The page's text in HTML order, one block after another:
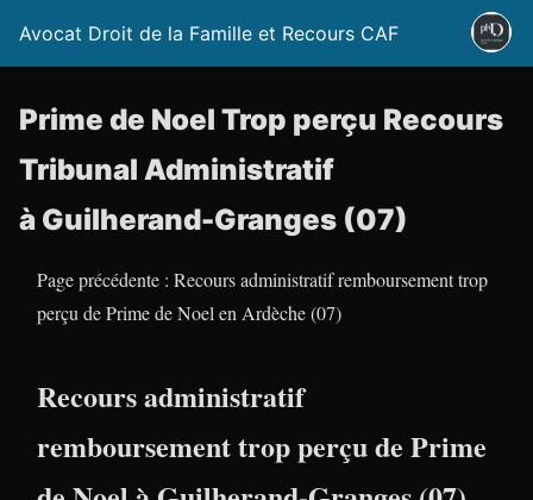
Avocat Droit de la Famille et Recours CAF
Prime de Noel Trop perçu Recours
Tribunal Administratif
à Guilherand-Granges (07)
Page précédente : Recours administratif remboursement trop
perçu de Prime de Noel en Ardèche (07)
Recours administratif
remboursement trop perçu de Prime